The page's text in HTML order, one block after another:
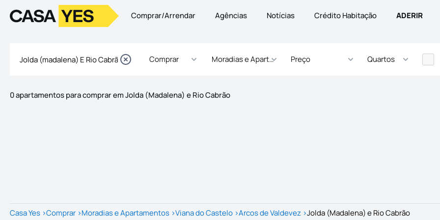
LogoIr para a homepage Comprar/Arrendar Agências Notícias Crédito Habitação ADERIR
Comprar Moradias e ApartamentosPreço Quartos
0 apartamentos para comprar em Jolda (Madalena) e Rio Cabrão
Casa Yes >Comprar >Moradias e Apartamentos >Viana do Castelo >Arcos de Valdevez >Jolda (Madalena) e Rio Cabrão